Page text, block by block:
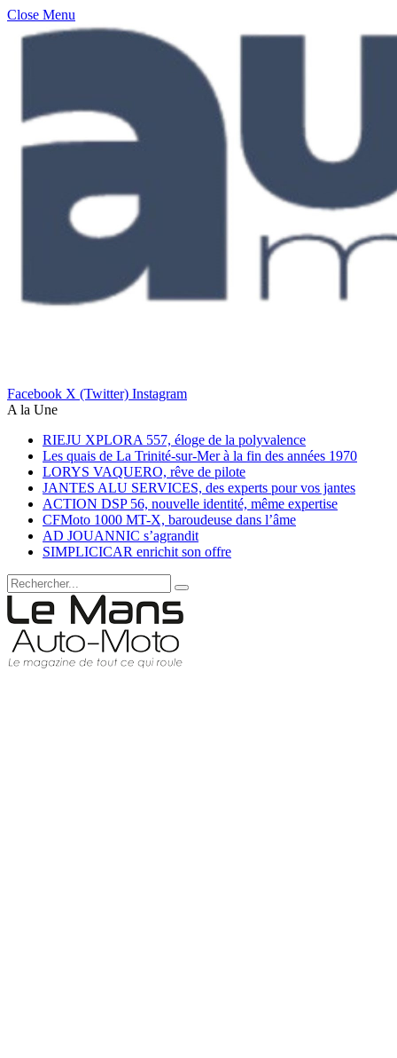
Close Menu
Facebook X (Twitter) Instagram
A la Une
RIEJU XPLORA 557, éloge de la polyvalence
Les quais de La Trinité-sur-Mer à la fin des années 1970
LORYS VAQUERO, rêve de pilote
JANTES ALU SERVICES, des experts pour vos jantes
ACTION DSP 56, nouvelle identité, même expertise
CFMoto 1000 MT-X, baroudeuse dans l’âme
AD JOUANNIC s’agrandit
SIMPLICICAR enrichit son offre